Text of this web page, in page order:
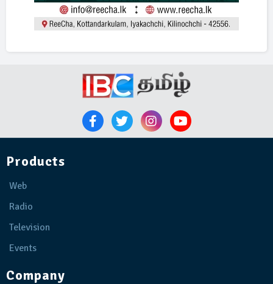
Products
Web
Radio
Television
Events
Company